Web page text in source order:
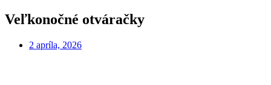
Veľkonočné otváračky
2 apríla, 2026